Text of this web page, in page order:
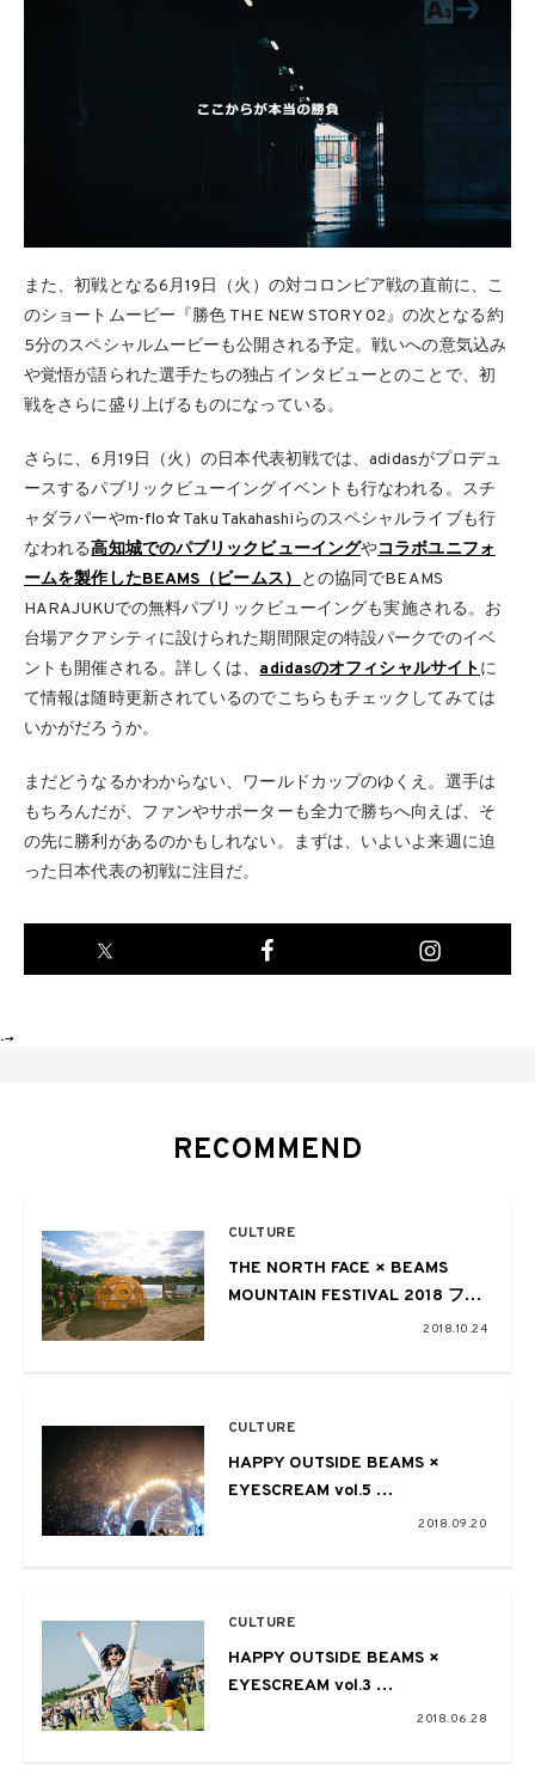
また、初戦となる6月19日（火）の対コロンビア戦の直前に、こ
のショートムービー『勝色 THE NEW STORY 02』の次となる約
5分のスペシャルムービーも公開される予定。戦いへの意気込み
や覚悟が語られた選手たちの独占インタビューとのことで、初
戦をさらに盛り上げるものになっている。
さらに、6月19日（火）の日本代表初戦では、adidasがプロデュ
ースするパブリックビューイングイベントも行なわれる。スチ
ャダラパーやm-flo☆Taku Takahashiらのスペシャルライブも行
なわれる高知城でのパブリックビューイングやコラボユニフォ
ームを製作したBEAMS（ビームス） との協同でBEAMS
HARAJUKUでの無料パブリックビューイングも実施される。お
台場アクアシティに設けられた期間限定の特設パークでのイベ
ントも開催される。詳しくは、 adidasのオフィシャルサイトに
て情報は随時更新されているのでこちらもチェックしてみては
いかがだろうか。
まだどうなるかわからない、ワールドカップのゆくえ。選手は
もちろんだが、ファンやサポーターも全力で勝ちへ向えば、そ
の先に勝利があるのかもしれない。まずは、いよいよ来週に迫
った日本代表の初戦に注目だ。
-->
RECOMMEND
CULTURE
THE NORTH FACE × BEAMS
MOUNTAIN FESTIVAL 2018 フォ
トレポート 〜都市と街を繋ぐ新た
2018.10.24
CULTURE
HAPPY OUTSIDE BEAMS ×
EYESCREAM vol.5
〜Sweet Love Shower 2018〜
2018.09.20
CULTURE
HAPPY OUTSIDE BEAMS ×
EYESCREAM vol.3
2018.06.28